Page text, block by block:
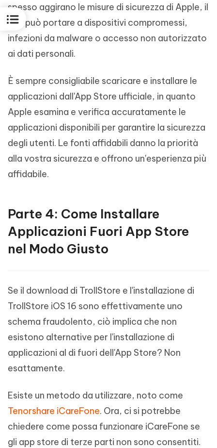
spesso aggirano le misure di sicurezza di Apple, il
che può portare a dispositivi compromessi,
infezioni da malware o accesso non autorizzato
ai dati personali.
È sempre consigliabile scaricare e installare le
applicazioni dall'App Store ufficiale, in quanto
Apple esamina e verifica accuratamente le
applicazioni disponibili per garantire la sicurezza
degli utenti. Le fonti affidabili danno la priorità
alla vostra sicurezza e offrono un'esperienza più
affidabile.
Parte 4: Come Installare
Applicazioni Fuori App Store
nel Modo Giusto
Se il download di TrollStore e l'installazione di
TrollStore iOS 16 sono effettivamente uno
schema fraudolento, ciò implica che non
esistono alternative per l'installazione di
applicazioni al di fuori dell'App Store? Non
esattamente.
Esiste un metodo da utilizzare, noto come
Tenorshare iCareFone. Ora, ci si potrebbe
chiedere come possa funzionare iCareFone se
gli app store di terze parti non sono consentiti.